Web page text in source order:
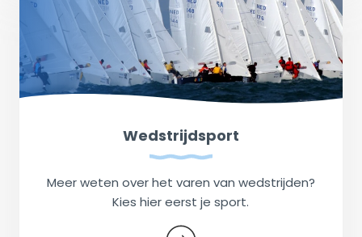
Wedstrijdsport
Meer weten over het varen van wedstrijden?
Kies hier eerst je sport.